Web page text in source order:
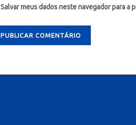
Salvar meus dados neste navegador para a